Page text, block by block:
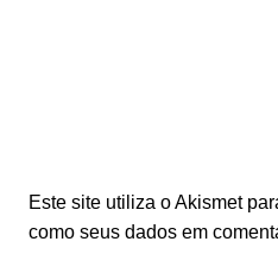
Este site utiliza o Akismet
como seus dados em